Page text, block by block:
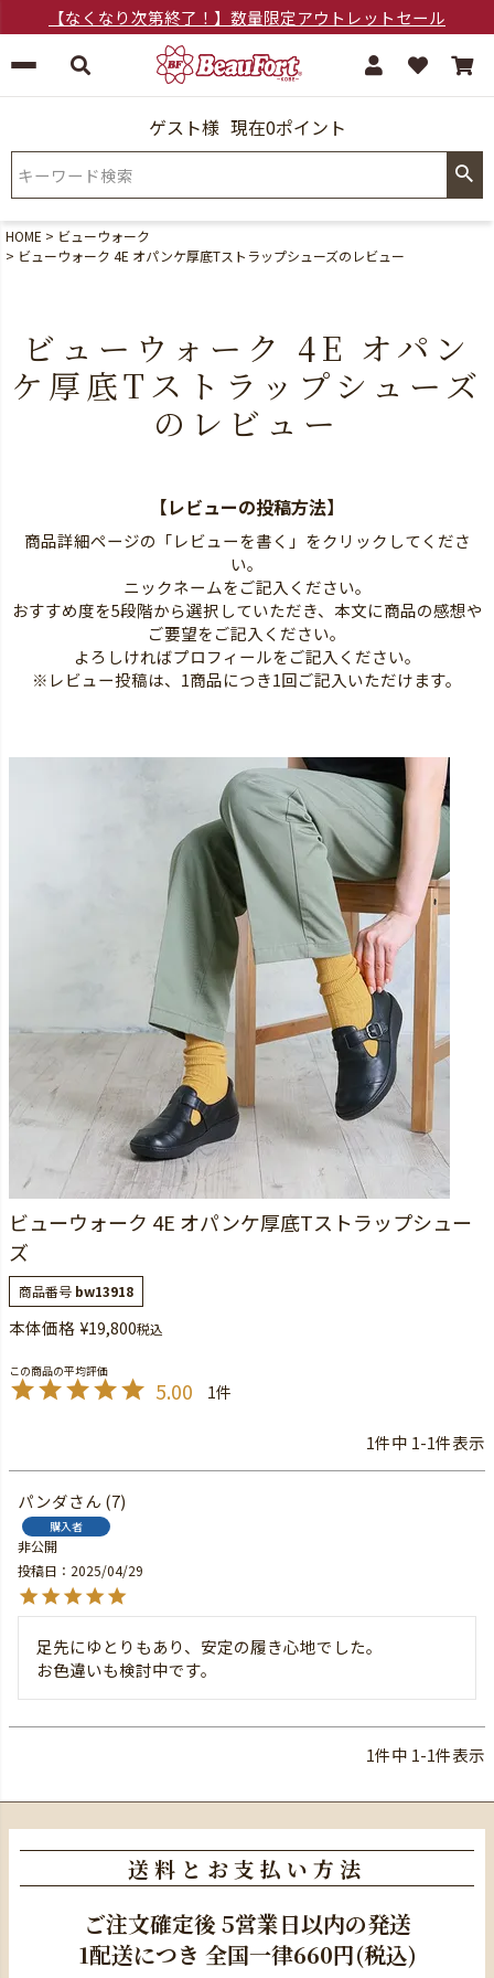
【なくなり次第終了！】数量限定アウトレットセール
ゲスト様 現在0ポイント
HOME
ビューウォーク
ビューウォーク 4E オパンケ厚底Tストラップシューズのレビュー
ビューウォーク 4E オパン
ケ厚底Tストラップシューズ
のレビュー
【レビューの投稿方法】
商品詳細ページの「レビューを書く」をクリックしてくださ
い。
ニックネームをご記入ください。
おすすめ度を5段階から選択していただき、本文に商品の感想や
ご要望をご記入ください。
よろしければプロフィールをご記入ください。
※レビュー投稿は、1商品につき1回ご記入いただけます。
ビューウォーク 4E オパンケ厚底Tストラップシュー
ズ
商品番号 bw13918
本体価格 ¥19,800税込
5.00 1
1件中 1-1件表示
パンダ 7
購入者
非公開
投稿日
2025/04/29
足先にゆとりもあり、安定の履き心地でした。
お色違いも検討中です。
1件中 1-1件表示
送料とお支払い方法
ご注文確定後5営業日以内の発送
1配送につき 全国一律660円(税込)